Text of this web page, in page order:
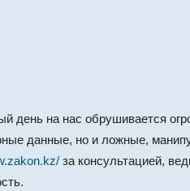
день на нас обрушивается
данные, но и ложные,
за консультацией,